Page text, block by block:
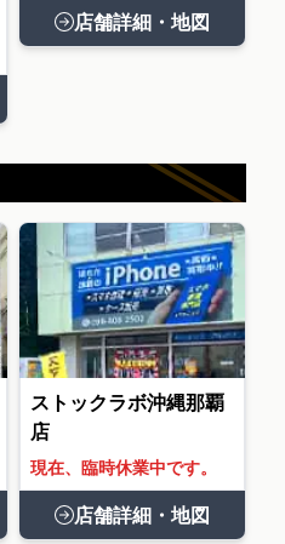
店舗詳細・地図
ストックラボ沖縄那覇
店
現在、臨時休業中です。
店舗詳細・地図